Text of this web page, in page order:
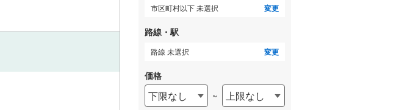
市区町村以下 未選択 変更
路線・駅
路線 未選択 変更
価格
下限なし ~
上限なし
ッチン